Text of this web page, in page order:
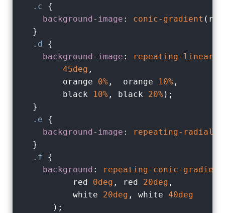
.c {
background-image : conic-gradient
  }
.d
{
background-image :
repeating-linear-
45deg ,
        orange
0% ,  orange 10% ,
        black
10% , black 20%);
  }
.e {
background-image :
repeating-radial-
  }
.f {
background : repeating-conic-gradient
          red
0deg , red 20deg ,
          white
20deg , white 40deg
      );